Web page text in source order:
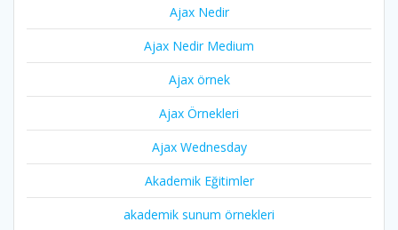
Ajax Nedir
Ajax Nedir Medium
Ajax örnek
Ajax Örnekleri
Ajax Wednesday
Akademik Eğitimler
akademik sunum örnekleri